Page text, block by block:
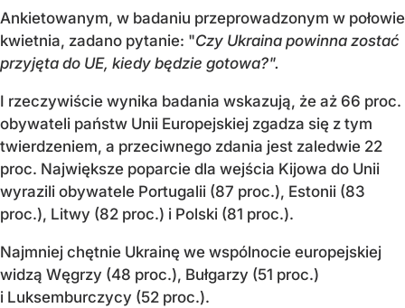
Ankietowanym, w badaniu przeprowadzonym w połowie
kwietnia, zadano pytanie: "Czy Ukraina powinna zostać
przyjęta do UE, kiedy będzie gotowa?".
I rzeczywiście wynika badania wskazują, że aż 66 proc.
obywateli państw Unii Europejskiej zgadza się z tym
twierdzeniem, a przeciwnego zdania jest zaledwie 22
proc. Największe poparcie dla wejścia Kijowa do Unii
wyrazili obywatele Portugalii (87 proc.), Estonii (83
proc.), Litwy (82 proc.) i Polski (81 proc.).
Najmniej chętnie Ukrainę we wspólnocie europejskiej
widzą Węgrzy (48 proc.), Bułgarzy (51 proc.)
i Luksemburczycy (52 proc.).